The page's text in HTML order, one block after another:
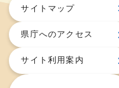
サイトマップ
県庁へのアクセス
サイト利用案内